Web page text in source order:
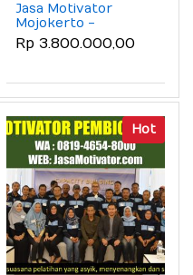
Jasa Motivator
Mojokerto -
Berpengalaman!
Motivator Service
Mojokerto)
Rp 3.800.000,00
Hot